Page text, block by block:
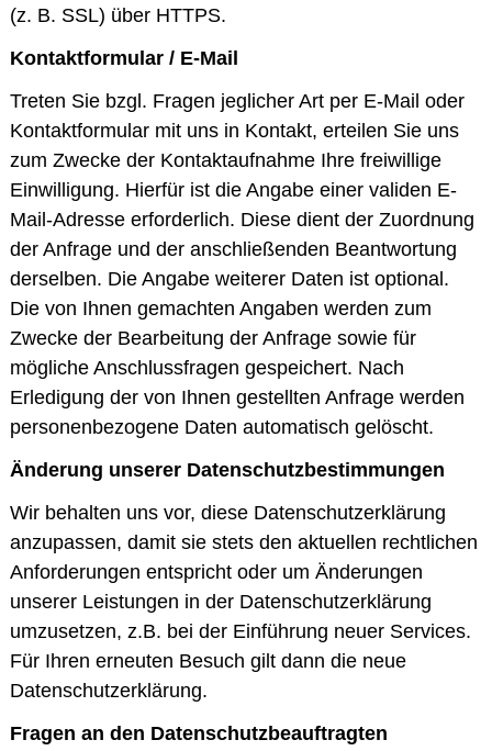
(z. B. SSL) über HTTPS.
Kontaktformular / E-Mail
Treten Sie bzgl. Fragen jeglicher Art per E-Mail oder
Kontaktformular mit uns in Kontakt, erteilen Sie uns
zum Zwecke der Kontaktaufnahme Ihre freiwillige
Einwilligung. Hierfür ist die Angabe einer validen E-
Mail-Adresse erforderlich. Diese dient der Zuordnung
der Anfrage und der anschließenden Beantwortung
derselben. Die Angabe weiterer Daten ist optional.
Die von Ihnen gemachten Angaben werden zum
Zwecke der Bearbeitung der Anfrage sowie für
mögliche Anschlussfragen gespeichert. Nach
Erledigung der von Ihnen gestellten Anfrage werden
personenbezogene Daten automatisch gelöscht.
Änderung unserer Datenschutzbestimmungen
Wir behalten uns vor, diese Datenschutzerklärung
anzupassen, damit sie stets den aktuellen rechtlichen
Anforderungen entspricht oder um Änderungen
unserer Leistungen in der Datenschutzerklärung
umzusetzen, z.B. bei der Einführung neuer Services.
Für Ihren erneuten Besuch gilt dann die neue
Datenschutzerklärung.
Fragen an den Datenschutzbeauftragten